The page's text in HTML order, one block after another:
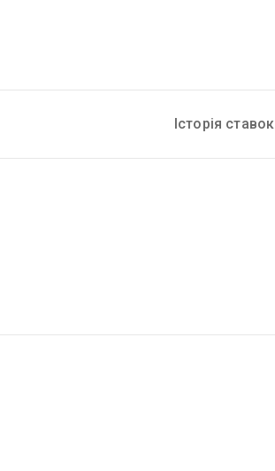
Історія ставок